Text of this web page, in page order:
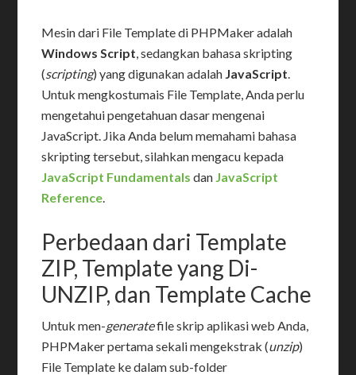
Mesin dari File Template di PHPMaker adalah
Windows Script, sedangkan bahasa skripting
(scripting) yang digunakan adalah JavaScript.
Untuk mengkostumais File Template, Anda perlu
mengetahui pengetahuan dasar mengenai
JavaScript. Jika Anda belum memahami bahasa
skripting tersebut, silahkan mengacu kepada
JavaScript Fundamentals dan JavaScript
Reference.
Perbedaan dari Template
ZIP, Template yang Di-
UNZIP, dan Template Cache
Untuk men-generatefile skrip aplikasi web Anda,
PHPMaker pertama sekali mengekstrak (unzip)
File Template ke dalam sub-folder